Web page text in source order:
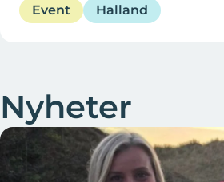
Event
Halland
Nyheter